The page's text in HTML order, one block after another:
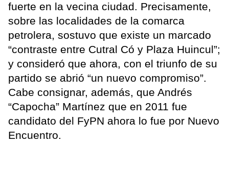
fuerte en la vecina ciudad. Precisamente,
sobre las localidades de la comarca
petrolera, sostuvo que existe un marcado
“contraste entre Cutral Có y Plaza Huincul”;
y consideró que ahora, con el triunfo de su
partido se abrió “un nuevo compromiso”.
Cabe consignar, además, que Andrés
“Capocha” Martínez que en 2011 fue
candidato del FyPN ahora lo fue por Nuevo
Encuentro.